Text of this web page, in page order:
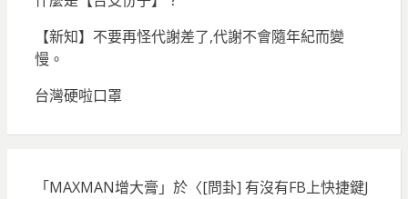
【新知】不要再怪代謝差了,代謝不會隨年紀而變
慢。
台灣硬啦口罩
「MAXMAN增大膏 」於〈[問卦] 有沒有FB上快捷鍵J